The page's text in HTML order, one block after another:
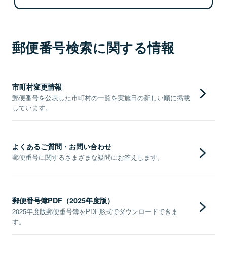
郵便番号検索に関する情報
市町村変更情報
郵便番号を公表した市町村の一覧を実施日の新しい順に掲載
しています。
よくあるご質問・お問い合わせ
郵便番号に関するさまざまな疑問にお答えします。
郵便番号簿PDF（2025年度版）
2025年度版郵便番号簿をPDF形式でダウンロードできま
す。